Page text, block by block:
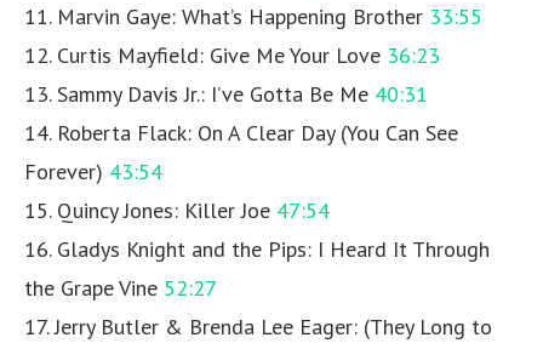
11. Marvin Gaye: What’s Happening Brother 33:55
12. Curtis Mayfield: Give Me Your Love 36:23
13. Sammy Davis Jr.: I’ve Gotta Be Me 40:31
14. Roberta Flack: On A Clear Day (You Can See
Forever) 43:54
15. Quincy Jones: Killer Joe 47:54
16. Gladys Knight and the Pips: I Heard It Through
the Grape Vine 52:27
17. Jerry Butler & Brenda Lee Eager: (They Long to